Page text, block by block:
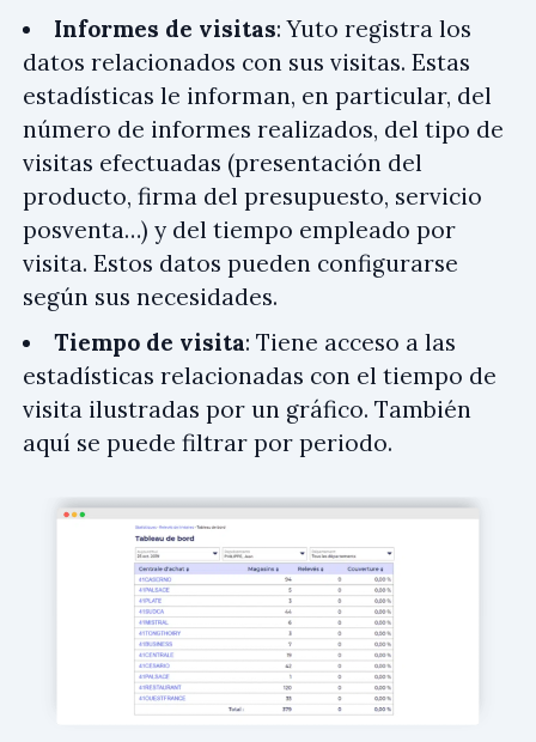
Informes de visitas: Yuto registra los
datos relacionados con sus visitas. Estas
estadísticas le informan, en particular, del
número de informes realizados, del tipo de
visitas efectuadas (presentación del
producto, firma del presupuesto, servicio
posventa…) y del tiempo empleado por
visita. Estos datos pueden configurarse
según sus necesidades.
Tiempo de visita: Tiene acceso a las
estadísticas relacionadas con el tiempo de
visita ilustradas por un gráfico. También
aquí se puede filtrar por periodo.